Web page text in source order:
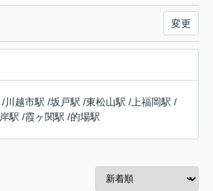
変更
/川越市駅 /坂戸駅 /東松山駅 / 上福岡駅 /
駅 /霞ヶ関駅 /的場駅